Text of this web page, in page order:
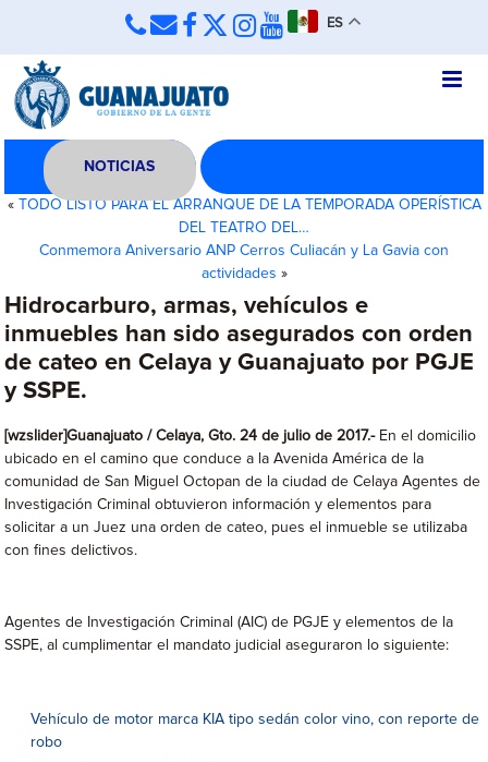
ES
NOTICIAS
«
TODO LISTO PARA EL ARRANQUE DE LA TEMPORADA OPERÍSTICA
DEL TEATRO DEL…
Conmemora Aniversario ANP Cerros Culiacán y La Gavia con
actividades »
Hidrocarburo, armas, vehículos e
inmuebles han sido asegurados con orden
de cateo en Celaya y Guanajuato por PGJE
y SSPE.
[wzslider]Guanajuato / Celaya, Gto. 24 de julio de 2017.-En el domicilio
ubicado en el camino que conduce a la Avenida América de la
comunidad de San Miguel Octopan de la ciudad de Celaya Agentes de
Investigación Criminal obtuvieron información y elementos para
solicitar a un Juez una orden de cateo, pues el inmueble se utilizaba
con fines delictivos.
Agentes de Investigación Criminal (AIC) de PGJE y elementos de la
SSPE, al cumplimentar el mandato judicial aseguraron lo siguiente:
Vehículo de motor marca KIA tipo sedán color vino, con reporte de
robo